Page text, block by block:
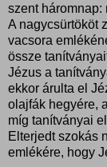
szent háromnap:
A nagycsürtököt
vacsora
össze
Jézus a
ekkor árulta el
olajfák hegyére,
míg tanítványai
Elterjedt szokás
emlékére, hogy